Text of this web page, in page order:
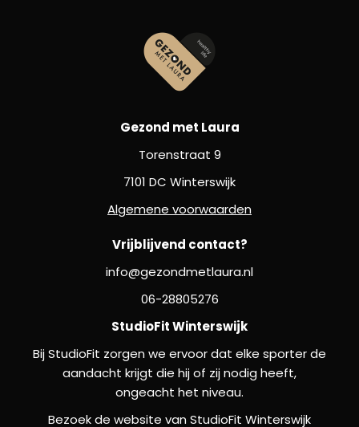
Gezond met Laura
Torenstraat 9
7101 DC Winterswijk
Algemene voorwaarden
Vrijblijvend contact?
info@gezondmetlaura.nl
06-28805276
StudioFit Winterswijk
Bij StudioFit zorgen we ervoor dat elke sporter de
aandacht krijgt die hij of zij nodig heeft,
ongeacht het niveau.
Bezoek de website van StudioFit Winterswijk